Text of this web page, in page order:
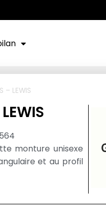
– LEWIS
monture unisexe
et au profil